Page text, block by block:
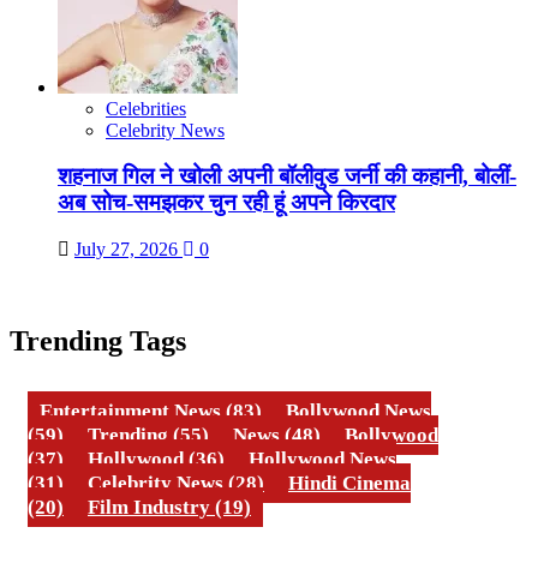
Celebrities
Celebrity News
शहनाज गिल ने खोली अपनी बॉलीवुड जर्नी की कहानी, बोलीं-
अब सोच-समझकर चुन रही हूं अपने किरदार
July 27, 2026 0
Trending Tags
Entertainment News (83)
Bollywood News
(59)
Trending (55) News (48)
Bollywood
(37)
Hollywood (36)
Hollywood News
(31)
Celebrity News (28)
Hindi Cinema
(20)
Film Industry (19)